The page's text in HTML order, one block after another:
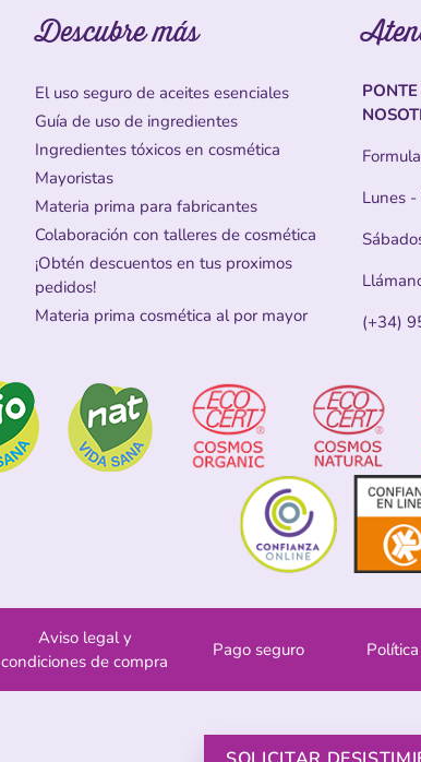
Descubre más
El uso seguro de aceites esenciales
Guía de uso de ingredientes
Ingredientes tóxicos en cosmética
Mayoristas
Materia prima para fabricantes
Colaboración con talleres de cosmética
¡Obtén descuentos en tus proximos
pedidos!
Materia prima cosmética al por mayor
Lunes
(+34)
Aviso legal y
condiciones de compra
Pago seguro